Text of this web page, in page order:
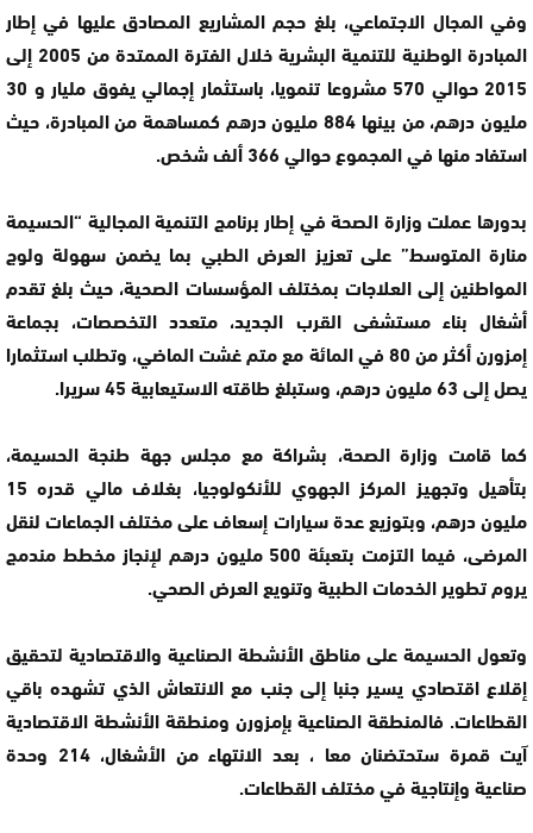
وفي المجال الاجتماعي، بلغ حجم المشاريع المصادق عليها في إطار
المبادرة الوطنية للتنمية البشرية خلال الفترة الممتدة من 2005 إلى
2015 حوالي 570 مشروعا تنمويا، باستثمار إجمالي يفوق مليار و 30
مليون درهم، من بينها 884 مليون درهم كمساهمة من المبادرة، حيث
استفاد منها في المجموع حوالي 366 ألف شخص.
بدورها عملت وزارة الصحة في إطار برنامج التنمية المجالية “الحسيمة
منارة المتوسط” على تعزيز العرض الطبي بما يضمن سهولة ولوج
المواطنين إلى العلاجات بمختلف المؤسسات الصحية، حيث بلغ تقدم
أشغال بناء مستشفى القرب الجديد، متعدد التخصصات، بجماعة
إمزورن أكثر من 80 في المائة مع متم غشت الماضي، وتطلب استثمارا
يصل إلى 63 مليون درهم، وستبلغ طاقته الاستيعابية 45 سريرا.
كما قامت وزارة الصحة، بشراكة مع مجلس جهة طنجة الحسيمة،
بتأهيل وتجهيز المركز الجهوي للأنكولوجيا، بغلاف مالي قدره 15
مليون درهم، وبتوزيع عدة سيارات إسعاف على مختلف الجماعات لنقل
المرضى، فيما التزمت بتعبئة 500 مليون درهم لإنجاز مخطط مندمج
يروم تطوير الخدمات الطبية وتنويع العرض الصحي.
وتعول الحسيمة على مناطق الأنشطة الصناعية والاقتصادية لتحقيق
إقلاع اقتصادي يسير جنبا إلى جنب مع الانتعاش الذي تشهده باقي
القطاعات. فالمنطقة الصناعية بإمزورن ومنطقة الأنشطة الاقتصادية
آيت قمرة ستحتضنان معا ، بعد الانتهاء من الأشغال، 214 وحدة
صناعية وإنتاجية في مختلف القطاعات.